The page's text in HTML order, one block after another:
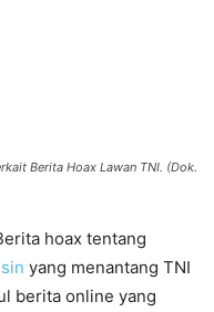
Berita Hoax Lawan TNI. (Dok.
hoax tentang
yang menantang TNI
berita online yang